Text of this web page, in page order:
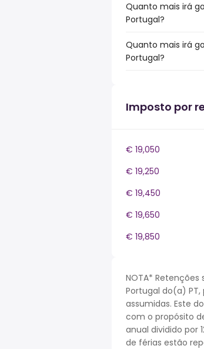
Quanto mais irá
Portugal?
Quanto mais irá
Portugal?
Imposto por
€ 19,050
€ 19,250
€ 19,450
€ 19,650
€ 19,850
NOTA*
Portugal do(a)
assumidas. Este
com o propósito
anual dividido por
de férias estão